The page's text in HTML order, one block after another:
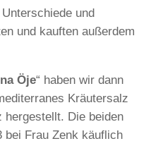
und
und kauften außerdem
Öje“ haben wir dann
Kräutersalz
hergestellt. Die beiden
bei Frau Zenk käuflich